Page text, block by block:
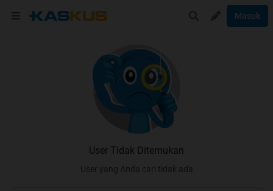
Masuk
User Tidak Ditemukan
User yang Anda cari tidak ada